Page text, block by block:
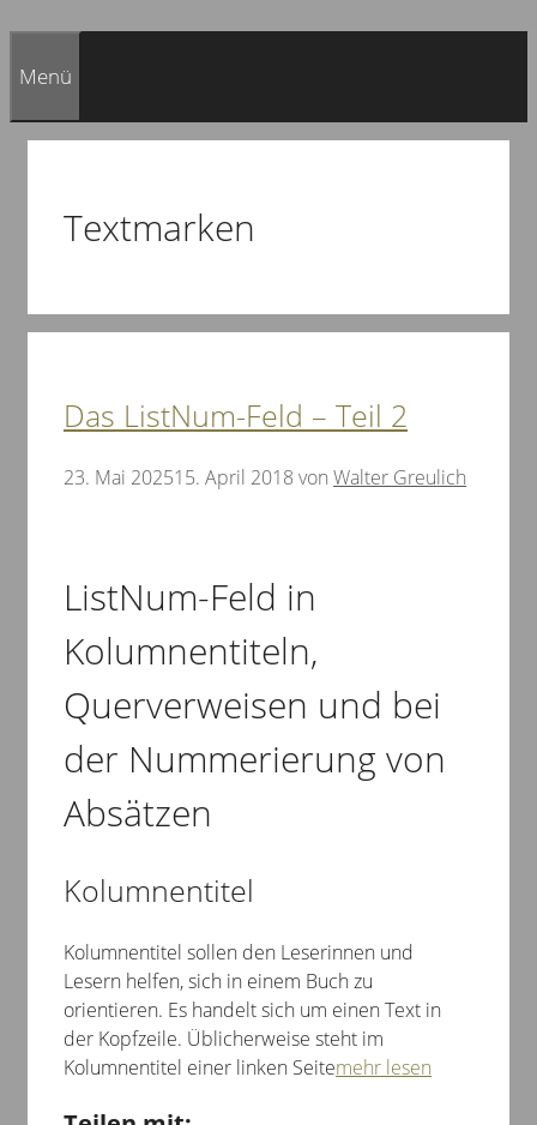
Menü
Textmarken
Das ListNum-Feld – Teil 2
23. Mai 202515. April 2018 von Walter Greulich
ListNum-Feld in
Kolumnentiteln,
Querverweisen und bei
der Nummerierung von
Absätzen
Kolumnentitel
Kolumnentitel sollen den Leserinnen und
Lesern helfen, sich in einem Buch zu
orientieren. Es handelt sich um einen Text in
der Kopfzeile. Üblicherweise steht im
Kolumnentitel einer linken Seitemehr lesen